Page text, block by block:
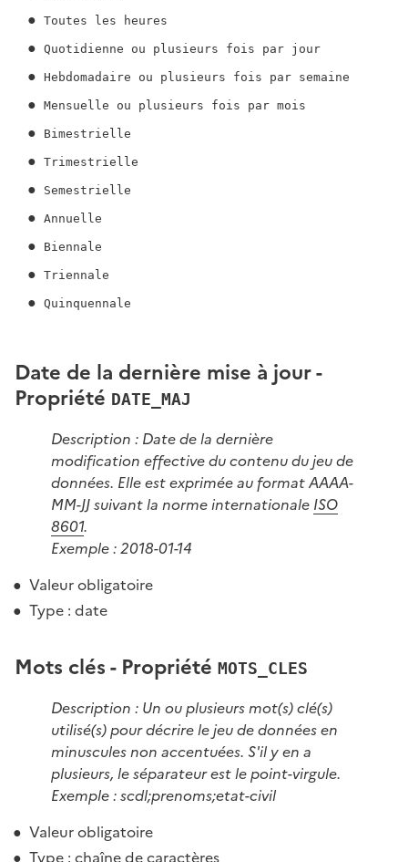
Toutes les heures
Quotidienne ou plusieurs fois par jour
Hebdomadaire ou plusieurs fois par semaine
Mensuelle ou plusieurs fois par mois
Bimestrielle
Trimestrielle
Semestrielle
Annuelle
Biennale
Triennale
Quinquennale
Date de la dernière mise à jour -
Propriété DATE_MAJ
Description : Date de la dernière
modification effective du contenu du jeu de
données. Elle est exprimée au format AAAA-
MM-JJ suivant la norme internationale ISO
8601.
Exemple : 2018-01-14
Valeur obligatoire
Type : date
Mots clés - Propriété MOTS_CLES
Description : Un ou plusieurs mot(s) clé(s)
utilisé(s) pour décrire le jeu de données en
minuscules non accentuées. S'il y en a
plusieurs, le séparateur est le point-virgule.
Exemple : scdl;prenoms;etat-civil
Valeur obligatoire
Type : chaîne de caractères